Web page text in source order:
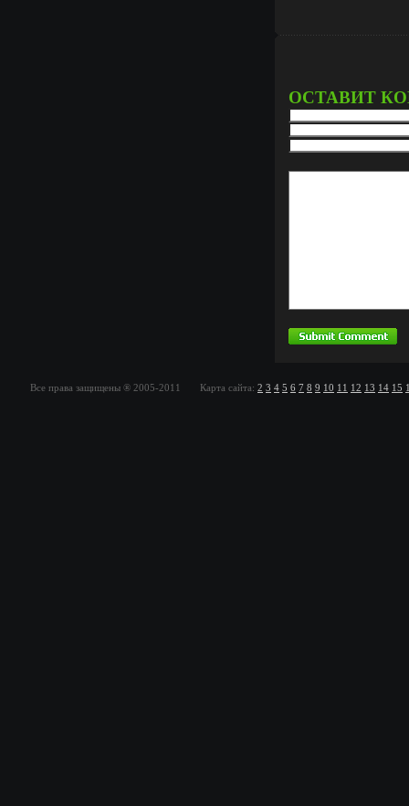
ОСТАВИТ
Все права защищены ® 2005-2011 Карта сайта: 2 3 4 5 6 7 8 9 10 11 12 13 14 15